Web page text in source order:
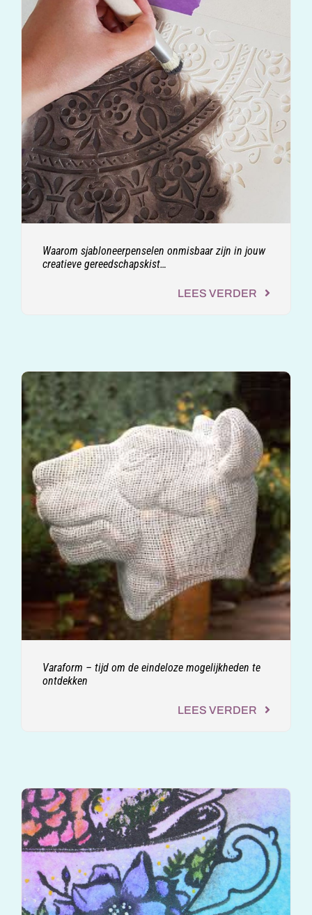
Waarom sjabloneerpenselen onmisbaar zijn in jouw
creatieve gereedschapskist…
LEES VERDER
Varaform – tijd om de eindeloze mogelijkheden te
ontdekken
LEES VERDER